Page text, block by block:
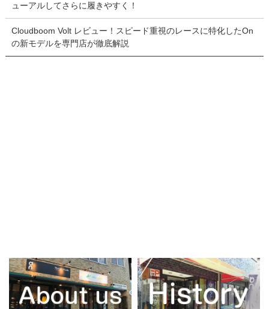
ューアルしてさらに履きやすく！
Cloudboom Volt レビュー！スピード重視のレースに特化したOn
の新モデルを専門店が徹底解説